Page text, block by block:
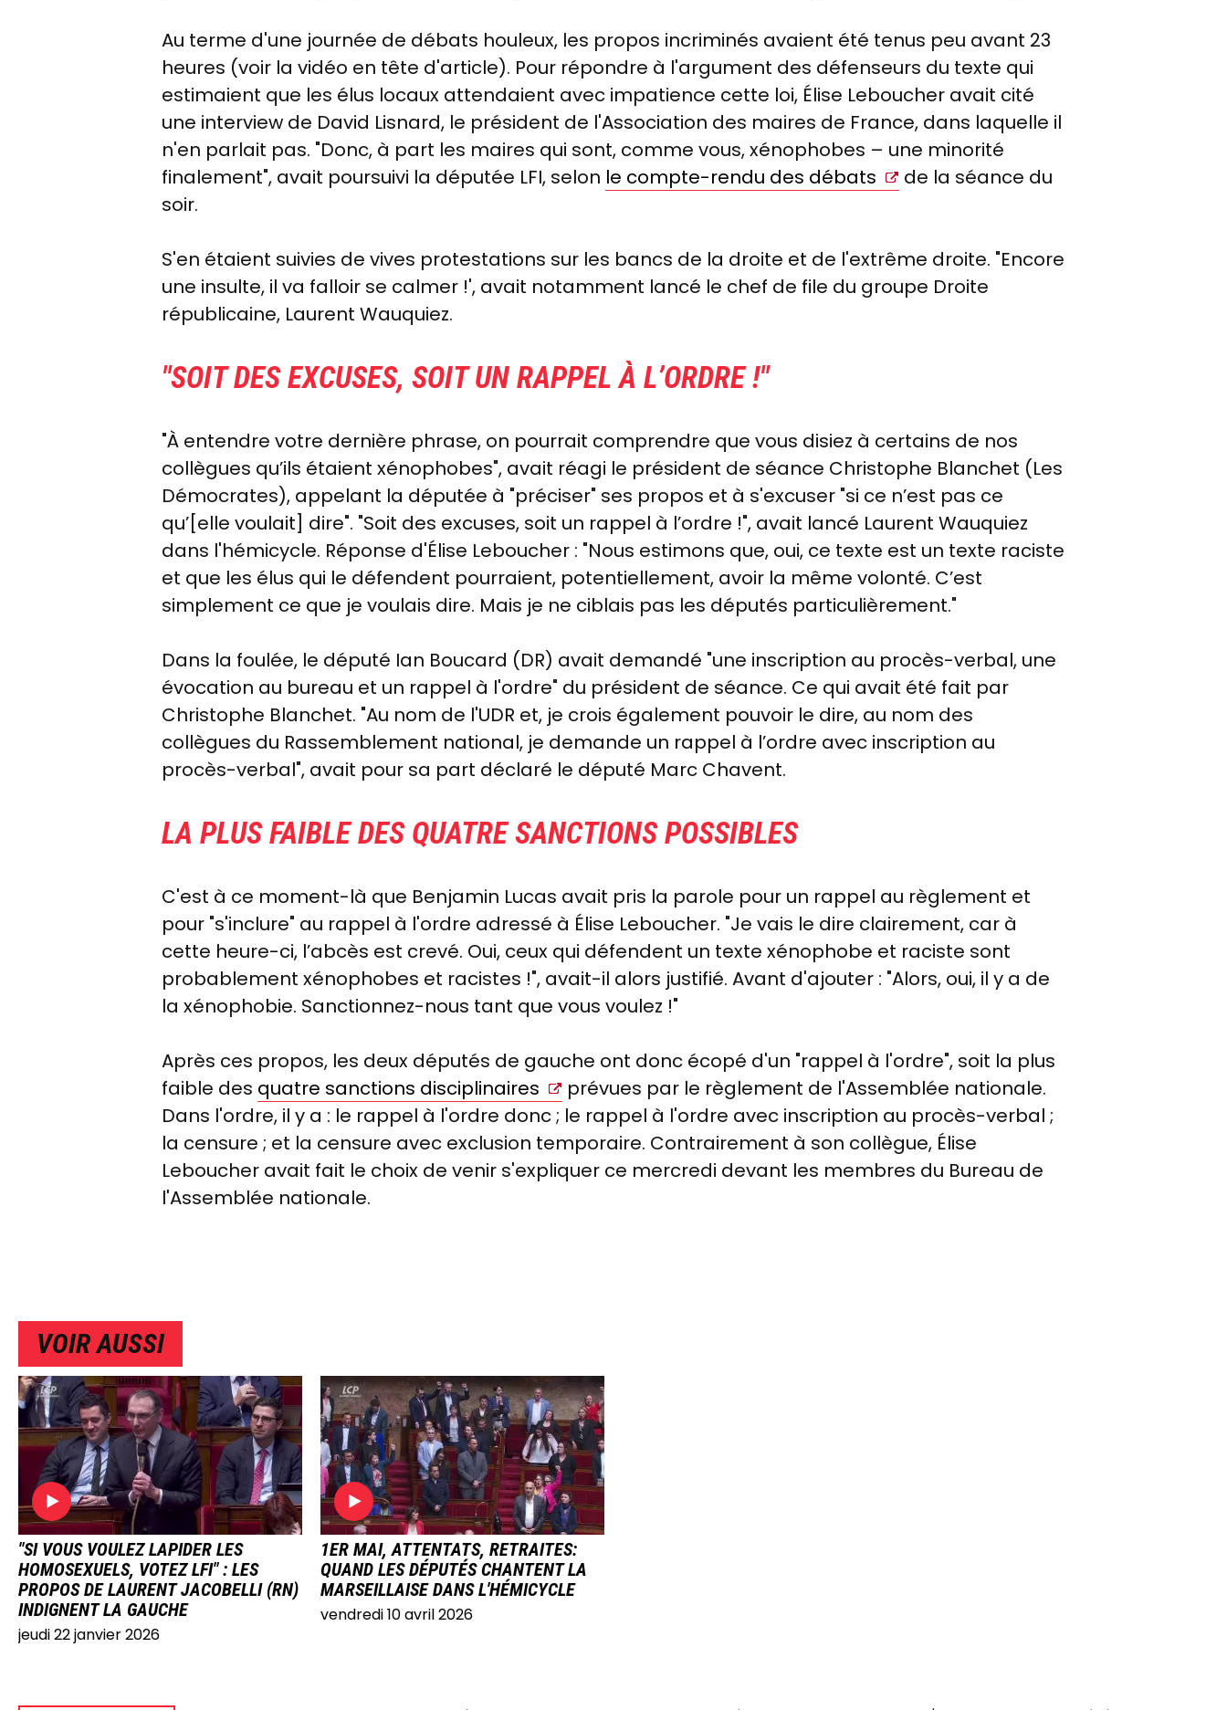
Au terme d'une journée de débats houleux, les propos incriminés avaient été tenus peu avant 23
heures (voir la vidéo en tête d'article). Pour répondre à l'argument des défenseurs du texte qui
estimaient que les élus locaux attendaient avec impatience cette loi, Élise Leboucher avait cité
une interview de David Lisnard, le président de l'Association des maires de France, dans laquelle il
n'en parlait pas. "Donc, à part les maires qui sont, comme vous, xénophobes – une minorité
finalement", avait poursuivi la députée LFI, selon le compte-rendu des débats
de la séance du
soir.
S'en étaient suivies de vives protestations sur les bancs de la droite et de l'extrême droite. "Encore
une insulte, il va falloir se calmer !', avait notamment lancé le chef de file du groupe Droite
républicaine, Laurent Wauquiez.
"SOIT DES EXCUSES, SOIT UN RAPPEL À L’ORDRE !"
"À entendre votre dernière phrase, on pourrait comprendre que vous disiez à certains de nos
collègues qu’ils étaient xénophobes", avait réagi le président de séance Christophe Blanchet (Les
Démocrates), appelant la députée à "préciser" ses propos et à s'excuser "si ce n’est pas ce
qu’[elle voulait] dire". "Soit des excuses, soit un rappel à l’ordre !", avait lancé Laurent Wauquiez
dans l'hémicycle. Réponse d'Élise Leboucher : "Nous estimons que, oui, ce texte est un texte raciste
et que les élus qui le défendent pourraient, potentiellement, avoir la même volonté. C’est
simplement ce que je voulais dire. Mais je ne ciblais pas les députés particulièrement."
Dans la foulée, le député Ian Boucard (DR) avait demandé "une inscription au procès-verbal, une
évocation au bureau et un rappel à l'ordre" du président de séance. Ce qui avait été fait par
Christophe Blanchet. "Au nom de l'UDR et, je crois également pouvoir le dire, au nom des
collègues du Rassemblement national, je demande un rappel à l’ordre avec inscription au
procès-verbal", avait pour sa part déclaré le député Marc Chavent.
LA PLUS FAIBLE DES QUATRE SANCTIONS POSSIBLES
C'est à ce moment-là que Benjamin Lucas avait pris la parole pour un rappel au règlement et
pour "s'inclure" au rappel à l'ordre adressé à Élise Leboucher. "Je vais le dire clairement, car à
cette heure-ci, l’abcès est crevé. Oui, ceux qui défendent un texte xénophobe et raciste sont
probablement xénophobes et racistes !", avait-il alors justifié. Avant d'ajouter : "Alors, oui, il y a de
la xénophobie. Sanctionnez-nous tant que vous voulez !"
Après ces propos, les deux députés de gauche ont donc écopé d'un "rappel à l'ordre", soit la plus
faible des quatre sanctions disciplinaires
prévues par le règlement de l'Assemblée nationale.
Dans l'ordre, il y a : le rappel à l'ordre donc ; le rappel à l'ordre avec inscription au procès-verbal ;
la censure ; et la censure avec exclusion temporaire. Contrairement à son collègue, Élise
Leboucher avait fait le choix de venir s'expliquer ce mercredi devant les membres du Bureau de
l'Assemblée nationale.
VOIR AUSSI
IMAGE
"SI VOUS VOULEZ LAPIDER LES
HOMOSEXUELS, VOTEZ LFI" : LES
PROPOS DE LAURENT JACOBELLI (RN)
INDIGNENT LA GAUCHE
jeudi 22 janvier 2026
IMAGE
1ER MAI, ATTENTATS, RETRAITES:
QUAND LES DÉPUTÉS CHANTENT LA
MARSEILLAISE DANS L'HÉMICYCLE
vendredi 10 avril 2026